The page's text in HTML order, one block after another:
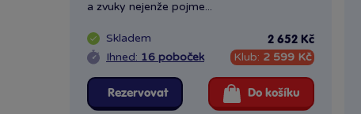
a zvuky nejenže pojme...
Skladem
Ihned: 16 poboček
2 652 Kč
Klub: 2 599 Kč
Rezervovat Do košíku